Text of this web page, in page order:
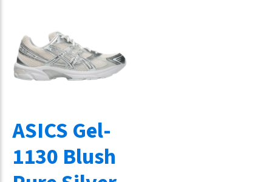
ASICS Gel-
1130 Blush